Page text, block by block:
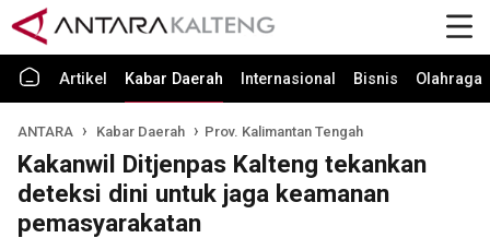
Artikel Kabar Daerah Internasional Bisnis Olahraga
ANTARA Kabar Daerah Prov. Kalimantan Tengah
Kakanwil Ditjenpas Kalteng tekankan
deteksi dini untuk jaga keamanan
pemasyarakatan